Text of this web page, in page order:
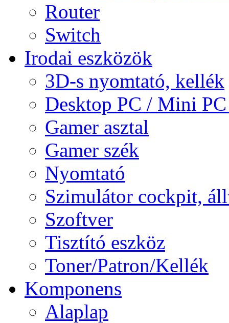
Router
Switch
Irodai eszközök
3D-s nyomtató, kellék
Desktop PC / Mini
Gamer asztal
Gamer szék
Nyomtató
Szimulátor cockpit,
Szoftver
Tisztító eszköz
Toner/Patron/Kellék
Komponens
Alaplap